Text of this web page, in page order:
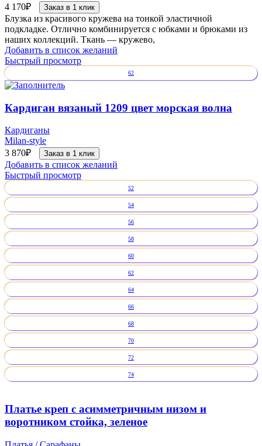
4 170₽ Заказ в 1 клик
Блузка из красивого кружева на тонкой эластичной
подкладке. Отлично комбинируется с юбками и брюками из
наших коллекций. Ткань — кружево,
Добавить в список желаний
Быстрый просмотр
62
Кардиган вязаный 1209 цвет морская волна
Кардиганы
Milan-style
3 870₽ Заказ в 1 клик
Добавить в список желаний
Быстрый просмотр
52
54
56
58
60
62
64
66
68
70
72
74
Платье креп с асимметричным низом и
воротником стойка, зеленое